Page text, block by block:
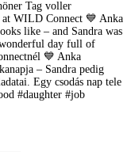
Tag voller
WILD Connect 💙 Anka
like – and Sandra was
wonderful day full of
💙 Anka
– Sandra pedig
Egy csodás nap tele
#daughter #job